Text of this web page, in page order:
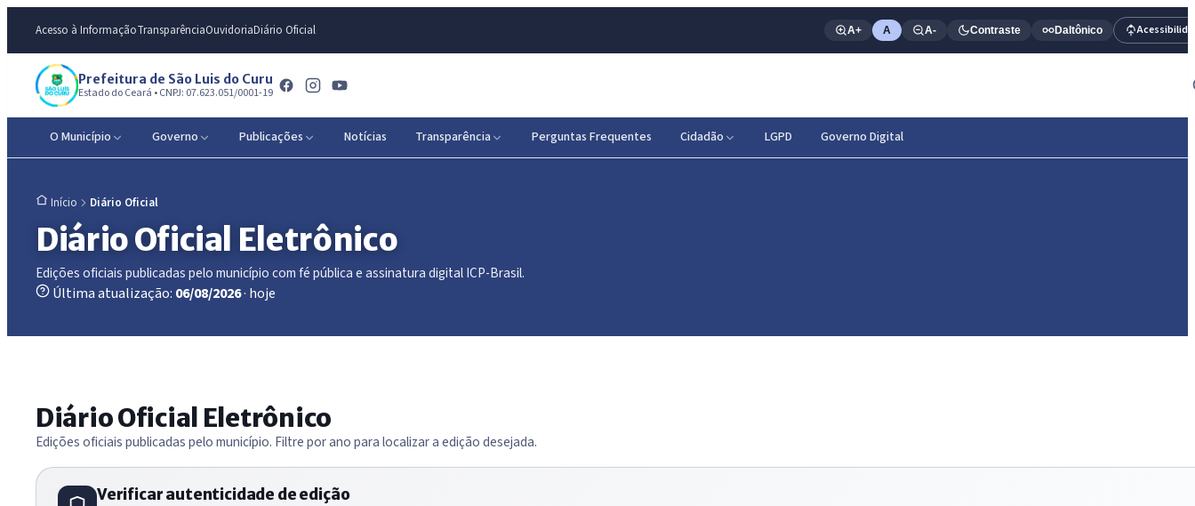
Acesso à InformaçãoTransparênciaOuvidoriaDiário Oficial A+ A A- Contraste Daltônico
Prefeitura de São Luis do Curu
Estado do Ceará • CNPJ: 07.623.051/0001-19
O Município Governo Publicações Notícias Transparência Perguntas Frequentes Cidadão LGPD Governo Digital
Início Diário Oficial
Diário Oficial Eletrônico
Edições oficiais publicadas pelo município com fé pública e assinatura digital ICP-Brasil.
Última atualização: 06/08/2026· hoje
Diário Oficial Eletrônico
Edições oficiais publicadas pelo município. Filtre por ano para localizar a edição desejada.
Verificar autenticidade de edição